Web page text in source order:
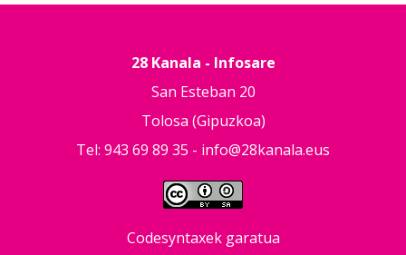
28 Kanala - Infosare
San Esteban 20
Tolosa (Gipuzkoa)
Tel: 943 69 89 35 - info@28kanala.eus
Codesyntaxek garatua